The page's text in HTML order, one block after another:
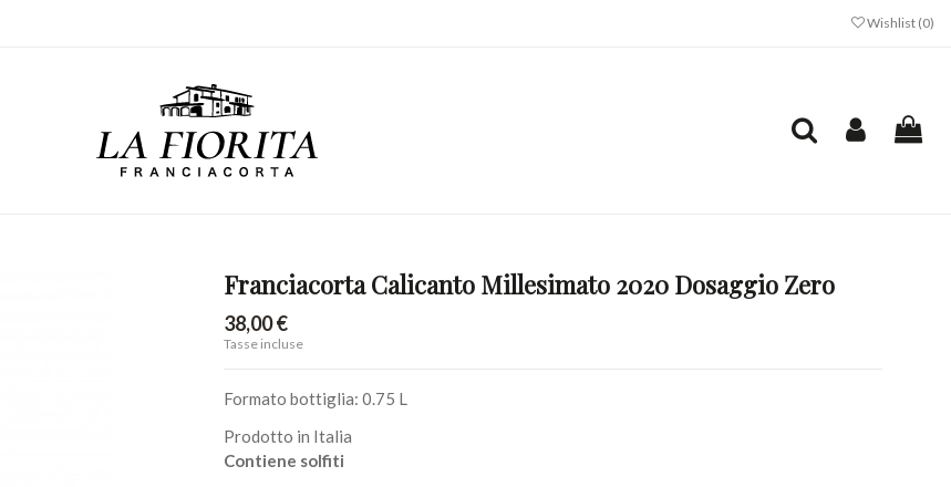
Wishlist (0)
Franciacorta Calicanto Millesimato 2020 Dosaggio Zero
38,00 €
Tasse incluse
Formato bottiglia: 0.75 L
Prodotto in Italia
Contiene solfiti